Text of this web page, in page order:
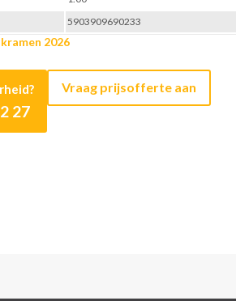
2026
27
Vraag prijsofferte aan
5903909690233